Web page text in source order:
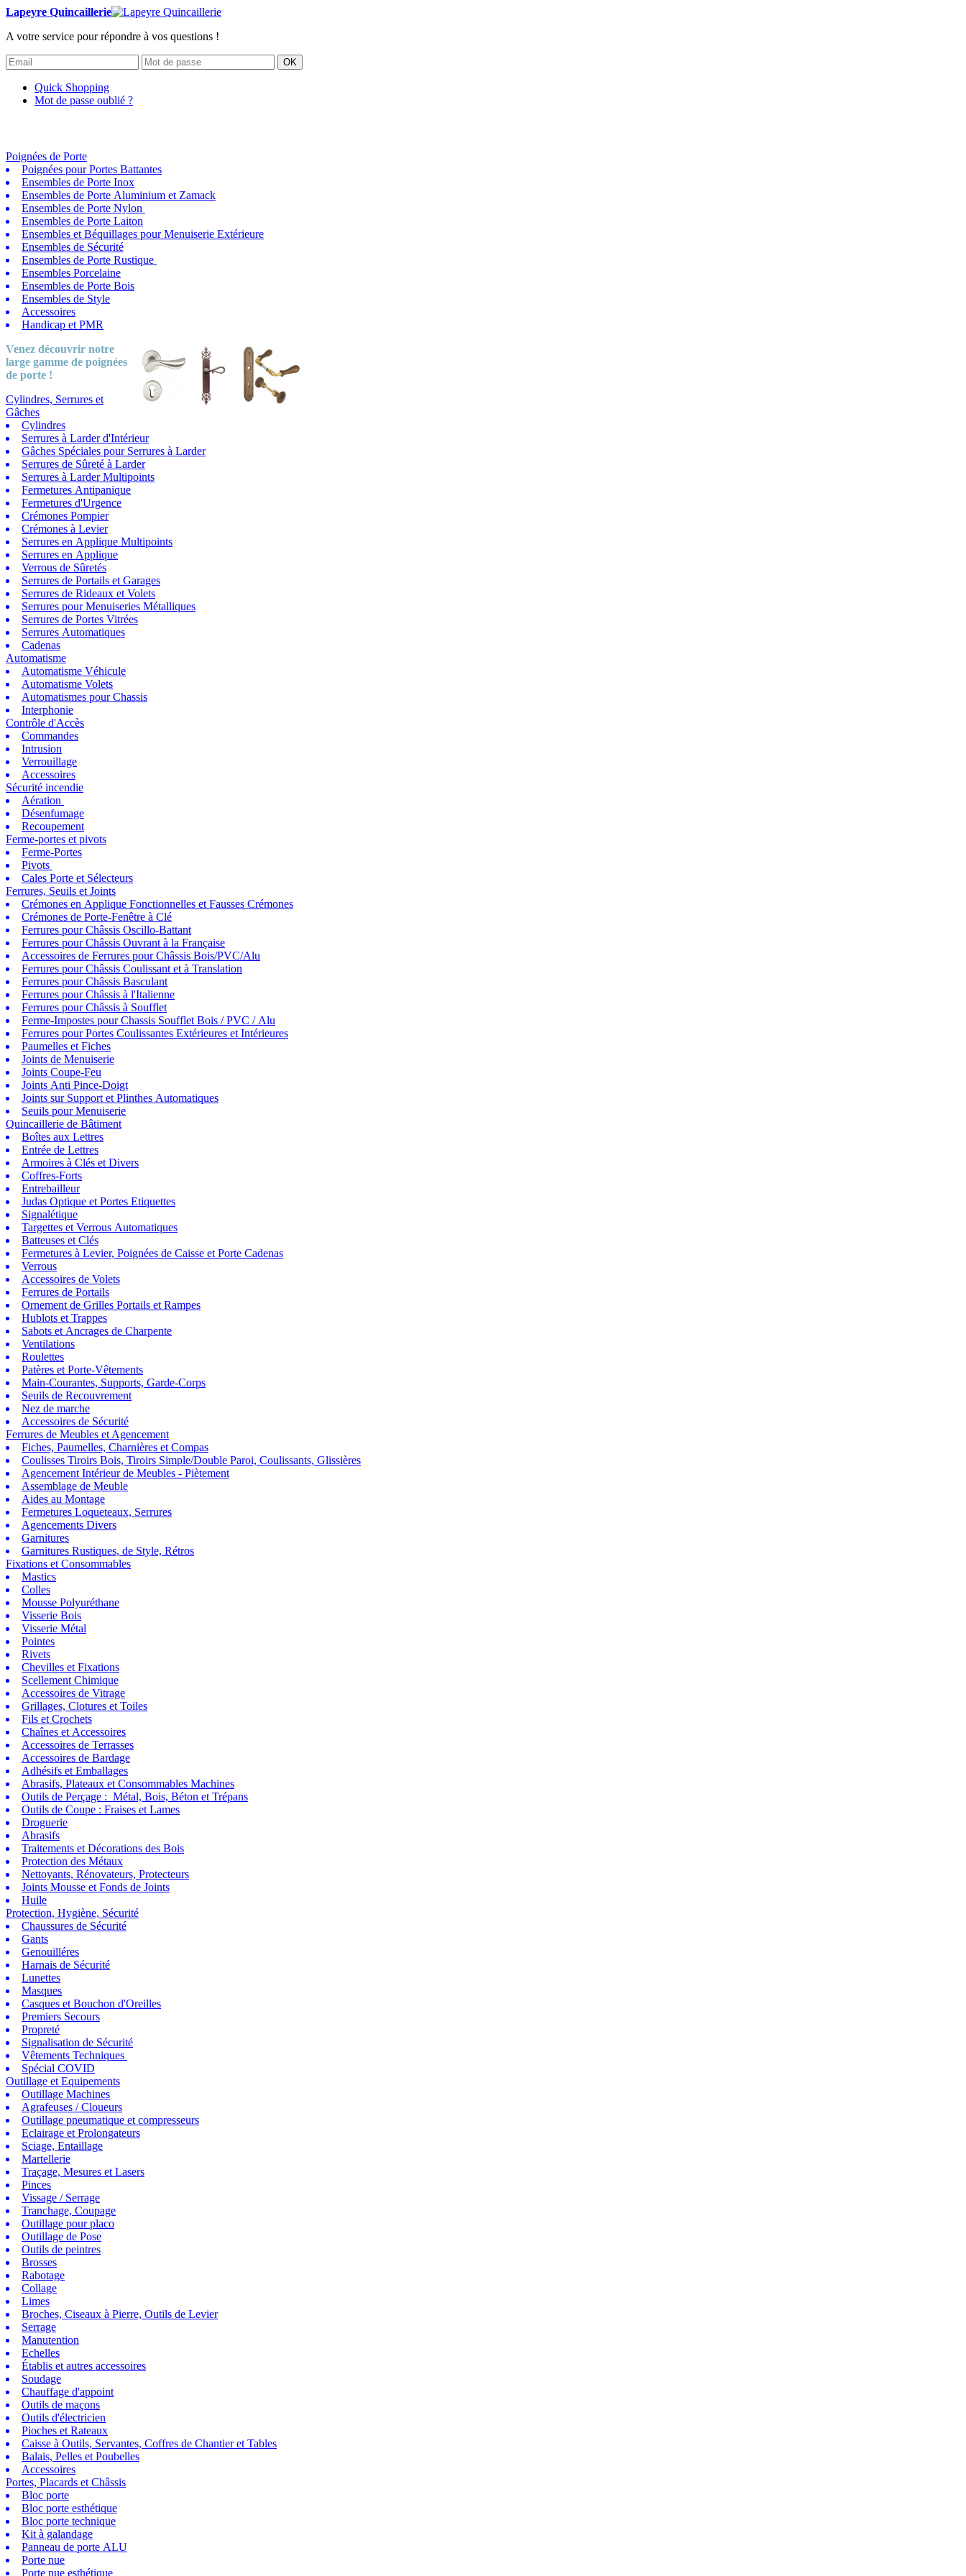
Lapeyre Quincaillerie
A votre service pour répondre à vos questions !
OK
Quick Shopping
Mot de passe oublié ?
Poignées de Porte
Poignées pour Portes Battantes
Ensembles de Porte Inox
Ensembles de Porte Aluminium et Zamack
Ensembles de Porte Nylon
Ensembles de Porte Laiton
Ensembles et Béquillages pour Menuiserie Extérieure
Ensembles de Sécurité
Ensembles de Porte Rustique
Ensembles Porcelaine
Ensembles de Porte Bois
Ensembles de Style
Accessoires
Handicap et PMR
Venez découvrir notre
large gamme de poignées
de porte !
Cylindres, Serrures et
Gâches
Cylindres
Serrures à Larder d'Intérieur
Gâches Spéciales pour Serrures à Larder
Serrures de Sûreté à Larder
Serrures à Larder Multipoints
Fermetures Antipanique
Fermetures d'Urgence
Crémones Pompier
Crémones à Levier
Serrures en Applique Multipoints
Serrures en Applique
Verrous de Sûretés
Serrures de Portails et Garages
Serrures de Rideaux et Volets
Serrures pour Menuiseries Métalliques
Serrures de Portes Vitrées
Serrures Automatiques
Cadenas
Automatisme
Automatisme Véhicule
Automatisme Volets
Automatismes pour Chassis
Interphonie
Contrôle d'Accès
Commandes
Intrusion
Verrouillage
Accessoires
Sécurité incendie
Aération
Désenfumage
Recoupement
Ferme-portes et pivots
Ferme-Portes
Pivots
Cales Porte et Sélecteurs
Ferrures, Seuils et Joints
Crémones en Applique Fonctionnelles et Fausses Crémones
Crémones de Porte-Fenêtre à Clé
Ferrures pour Châssis Oscillo-Battant
Ferrures pour Châssis Ouvrant à la Française
Accessoires de Ferrures pour Châssis Bois/PVC/Alu
Ferrures pour Châssis Coulissant et à Translation
Ferrures pour Châssis Basculant
Ferrures pour Châssis à l'Italienne
Ferrures pour Châssis à Soufflet
Ferme-Impostes pour Chassis Soufflet Bois / PVC / Alu
Ferrures pour Portes Coulissantes Extérieures et Intérieures
Paumelles et Fiches
Joints de Menuiserie
Joints Coupe-Feu
Joints Anti Pince-Doigt
Joints sur Support et Plinthes Automatiques
Seuils pour Menuiserie
Quincaillerie de Bâtiment
Boîtes aux Lettres
Entrée de Lettres
Armoires à Clés et Divers
Coffres-Forts
Entrebailleur
Judas Optique et Portes Etiquettes
Signalétique
Targettes et Verrous Automatiques
Batteuses et Clés
Fermetures à Levier, Poignées de Caisse et Porte Cadenas
Verrous
Accessoires de Volets
Ferrures de Portails
Ornement de Grilles Portails et Rampes
Hublots et Trappes
Sabots et Ancrages de Charpente
Ventilations
Roulettes
Patères et Porte-Vêtements
Main-Courantes, Supports, Garde-Corps
Seuils de Recouvrement
Nez de marche
Accessoires de Sécurité
Ferrures de Meubles et Agencement
Fiches, Paumelles, Charnières et Compas
Coulisses Tiroirs Bois, Tiroirs Simple/Double Paroi, Coulissants, Glissières
Agencement Intérieur de Meubles - Piètement
Assemblage de Meuble
Aides au Montage
Fermetures Loqueteaux, Serrures
Agencements Divers
Garnitures
Garnitures Rustiques, de Style, Rétros
Fixations et Consommables
Mastics
Colles
Mousse Polyuréthane
Visserie Bois
Visserie Métal
Pointes
Rivets
Chevilles et Fixations
Scellement Chimique
Accessoires de Vitrage
Grillages, Clotures et Toiles
Fils et Crochets
Chaînes et Accessoires
Accessoires de Terrasses
Accessoires de Bardage
Adhésifs et Emballages
Abrasifs, Plateaux et Consommables Machines
Outils de Perçage : Métal, Bois, Béton et Trépans
Outils de Coupe : Fraises et Lames
Droguerie
Abrasifs
Traitements et Décorations des Bois
Protection des Métaux
Nettoyants, Rénovateurs, Protecteurs
Joints Mousse et Fonds de Joints
Huile
Protection, Hygiène, Sécurité
Chaussures de Sécurité
Gants
Genouilléres
Harnais de Sécurité
Lunettes
Masques
Casques et Bouchon d'Oreilles
Premiers Secours
Propreté
Signalisation de Sécurité
Vêtements Techniques
Spécial COVID
Outillage et Equipements
Outillage Machines
Agrafeuses / Cloueurs
Outillage pneumatique et compresseurs
Eclairage et Prolongateurs
Sciage, Entaillage
Martellerie
Traçage, Mesures et Lasers
Pinces
Vissage / Serrage
Tranchage, Coupage
Outillage pour placo
Outillage de Pose
Outils de peintres
Brosses
Rabotage
Collage
Limes
Broches, Ciseaux à Pierre, Outils de Levier
Serrage
Manutention
Echelles
Établis et autres accessoires
Soudage
Chauffage d'appoint
Outils de maçons
Outils d'électricien
Pioches et Rateaux
Caisse à Outils, Servantes, Coffres de Chantier et Tables
Balais, Pelles et Poubelles
Accessoires
Portes, Placards et Châssis
Bloc porte
Bloc porte esthétique
Bloc porte technique
Kit à galandage
Panneau de porte ALU
Porte nue
Porte nue esthétique